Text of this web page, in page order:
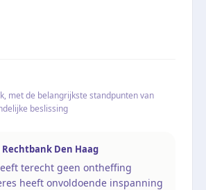
met de belangrijkste standpunten van
beslissing
Den Haag
terecht geen ontheffing
heeft onvoldoende inspanning